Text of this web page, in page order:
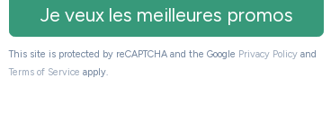
de packaging plus premium.
de la liseuse.
» dans son boîtier.